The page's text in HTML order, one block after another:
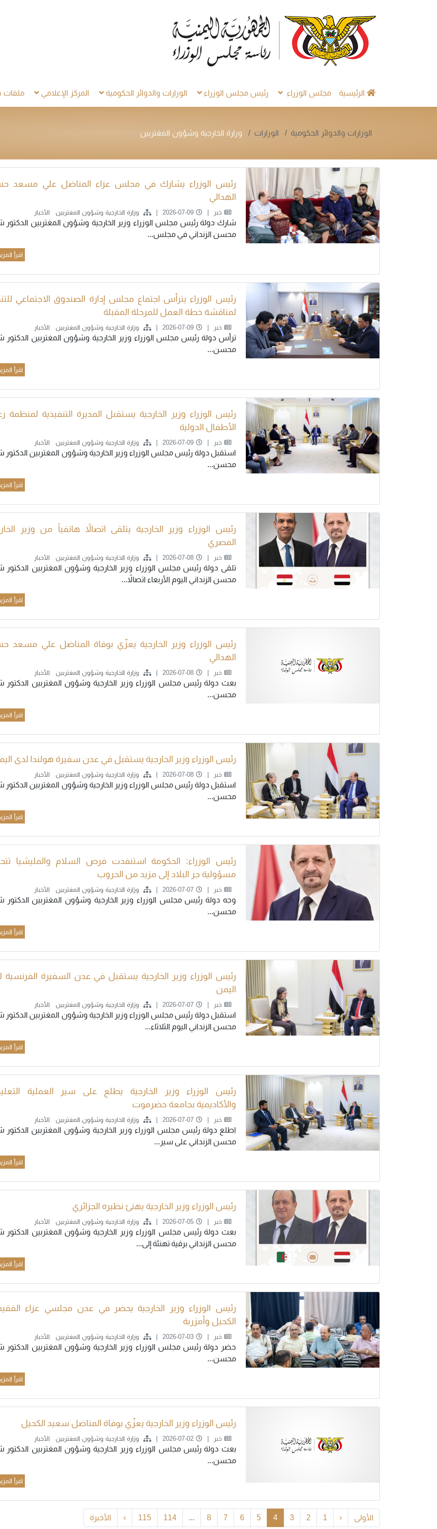
الرئيسية مجلس الوزراء رئيس مجلس الوزراء الوزارات والدوائر الحكومية المركز الإعلامي ملفات
الوزارات والدوائر الحكومية الوزارات وزارة الخارجية وشؤون المغتربين
رئيس الوزراء يشارك في مجلس عزاء المناضل علي مسعد
الهدالي
خبر 2026-07-09 وزارة الخارجية وشؤون المغتربين الأخبار
شارك دولة رئيس مجلس الوزراء وزير الخارجية وشؤون المغتربين الدكتور
محسن الزنداني في مجلس...
اقرأ
رئيس الوزراء يترأس اجتماع مجلس إدارة الصندوق الاجتماعي
لمناقشة خطة العمل للمرحلة المقبلة
خبر 2026-07-09 وزارة الخارجية وشؤون المغتربين الأخبار
ترأس دولة رئيس مجلس الوزراء وزير الخارجية وشؤون المغتربين الدكتور
محسن...
اقرأ
رئيس الوزراء وزير الخارجية يستقبل المديرة التنفيذية لمنظمة
الأطفال الدولية
خبر 2026-07-09 وزارة الخارجية وشؤون المغتربين الأخبار
استقبل دولة رئيس مجلس الوزراء وزير الخارجية وشؤون المغتربين الدكتور
محسن...
اقرأ
رئيس الوزراء وزير الخارجية يتلقى اتصالاً هاتفياً من وزير
المصري
خبر 2026-07-08 وزارة الخارجية وشؤون المغتربين الأخبار
تلقى دولة رئيس مجلس الوزراء وزير الخارجية وشؤون المغتربين الدكتور
محسن الزنداني اليوم الأربعاء اتصالاً...
اقرأ
رئيس الوزراء وزير الخارجية يعزّي بوفاة المناضل علي مسعد
الهدالي
خبر 2026-07-08 وزارة الخارجية وشؤون المغتربين الأخبار
بعث دولة رئيس مجلس الوزراء وزير الخارجية وشؤون المغتربين الدكتور
محسن...
اقرأ
رئيس الوزراء وزير الخارجية يستقبل في عدن سفيرة هولندا لدى
خبر 2026-07-08 وزارة الخارجية وشؤون المغتربين الأخبار
استقبل دولة رئيس مجلس الوزراء وزير الخارجية وشؤون المغتربين الدكتور
محسن...
اقرأ
رئيس الوزراء: الحكومة استنفدت فرص السلام والمليشيا
مسؤولية جر البلاد إلى مزيد من الحروب
خبر 2026-07-07 وزارة الخارجية وشؤون المغتربين الأخبار
وجه دولة رئيس مجلس الوزراء وزير الخارجية وشؤون المغتربين الدكتور
محسن...
اقرأ
رئيس الوزراء وزير الخارجية يستقبل في عدن السفيرة الفرنسية
اليمن
خبر 2026-07-07 وزارة الخارجية وشؤون المغتربين الأخبار
استقبل دولة رئيس مجلس الوزراء وزير الخارجية وشؤون المغتربين الدكتور
محسن الزنداني اليوم الثلاثاء...
اقرأ
رئيس الوزراء وزير الخارجية يطلع على سير العملية
والأكاديمية بجامعة حضرموت
خبر 2026-07-07 وزارة الخارجية وشؤون المغتربين الأخبار
اطلع دولة رئيس مجلس الوزراء وزير الخارجية وشؤون المغتربين الدكتور
محسن الزنداني على سير...
اقرأ
رئيس الوزراء وزير الخارجية يهنئ نظيره الجزائري
خبر 2026-07-05 وزارة الخارجية وشؤون المغتربين الأخبار
بعث دولة رئيس مجلس الوزراء وزير الخارجية وشؤون المغتربين الدكتور
محسن الزنداني برقية تهنئة إلى...
اقرأ
رئيس الوزراء وزير الخارجية يحضر في عدن مجلسي عزاء
الكحيل وأمزربة
خبر 2026-07-03 وزارة الخارجية وشؤون المغتربين الأخبار
حضر دولة رئيس مجلس الوزراء وزير الخارجية وشؤون المغتربين الدكتور
محسن...
اقرأ
رئيس الوزراء وزير الخارجية يعزّي بوفاة المناضل سعيد الكحيل
خبر 2026-07-02 وزارة الخارجية وشؤون المغتربين الأخبار
بعث دولة رئيس مجلس الوزراء وزير الخارجية وشؤون المغتربين الدكتور
محسن...
اقرأ
الأولى ‹
1
2
3
4
5
6
7
8
...
114
115
› الأخيرة